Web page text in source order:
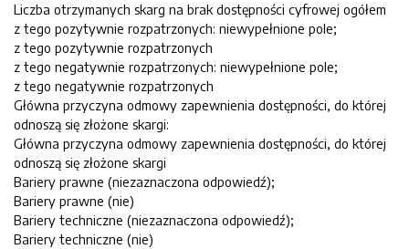
Liczba otrzymanych skarg na brak dostępności cyfrowej ogółem
z tego pozytywnie rozpatrzonych: niewypełnione pole;
z tego pozytywnie rozpatrzonych
z tego negatywnie rozpatrzonych: niewypełnione pole;
z tego negatywnie rozpatrzonych
Główna przyczyna odmowy zapewnienia dostępności, do której
odnoszą się złożone skargi:
Główna przyczyna odmowy zapewnienia dostępności, do której
odnoszą się złożone skargi
Bariery prawne (niezaznaczona odpowiedź);
Bariery prawne (nie)
Bariery techniczne (niezaznaczona odpowiedź);
Bariery techniczne (nie)